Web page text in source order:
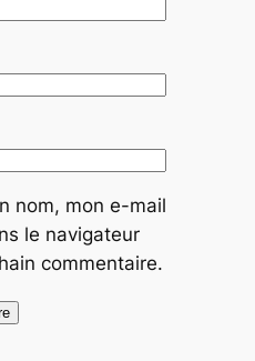
nom, mon e-mail
le navigateur
commentaire.